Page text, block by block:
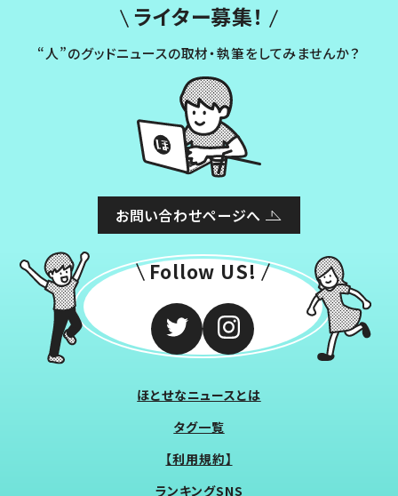
ライター募集！
“人”のグッドニュースの取材・執筆をしてみませんか？
お問い合わせページへ
Follow US!
ほとせなニュースとは
タグ一覧
【利用規約】
ランキングSNS